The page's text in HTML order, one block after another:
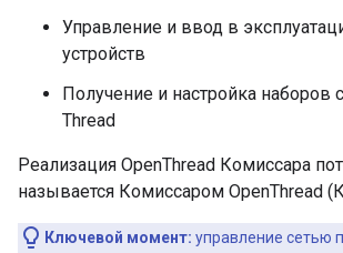
Управление и ввод в
устройств
Получение и настройка наборов
Thread
Реализация OpenThread Комиссара
называется Комиссаром OpenThread
Ключевой момент: управление сетью